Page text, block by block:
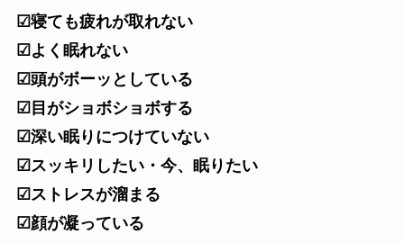
☑寝ても疲れが取れない
☑よく眠れない
☑頭がボーッとしている
☑目がショボショボする
☑深い眠りにつけていない
☑スッキリしたい・今、眠りたい
☑ストレスが溜まる
☑顔が凝っている